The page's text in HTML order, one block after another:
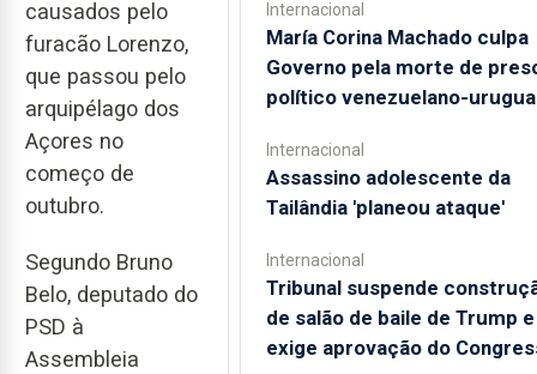
causados pelo
furacão Lorenzo,
que passou pelo
arquipélago dos
Açores no
começo de
outubro.
Segundo Bruno
Belo, deputado do
PSD à
Assembleia
Internacional
María Corina Machado culpa
Governo pela morte de
político venezuelano-
Internacional
Assassino adolescente da
Tailândia 'planeou ataque'
Internacional
Tribunal suspende
de salão de baile de Trump e
exige aprovação do